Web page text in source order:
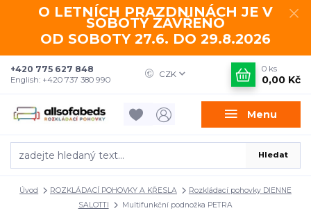
O LETNÍCH PRAZDNINÁCH JE V
SOBOTY ZAVŘENO
OD SOBOTY 27.6. DO 29.8.2026
Menu
CZK
Hledat
+420 775 627 848
English: +420 737 380 990
0 ks
0,00 Kč
Úvod ROZKLÁDACÍ POHOVKY A KŘESLA
Rozkládací pohovky DIENNE
SALOTTI
Multifunkční podnožka PETRA